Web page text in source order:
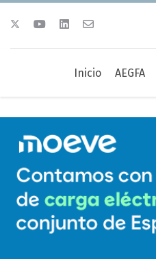
Inicio AEGFA